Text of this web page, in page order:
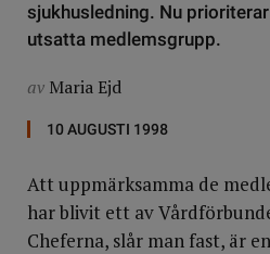
sjukhusledning. Nu
utsatta medlemsgrupp.
av Maria Ejd
10 AUGUSTI 1998
Att uppmärksamma de
har blivit ett av
Cheferna, slår man fast, är